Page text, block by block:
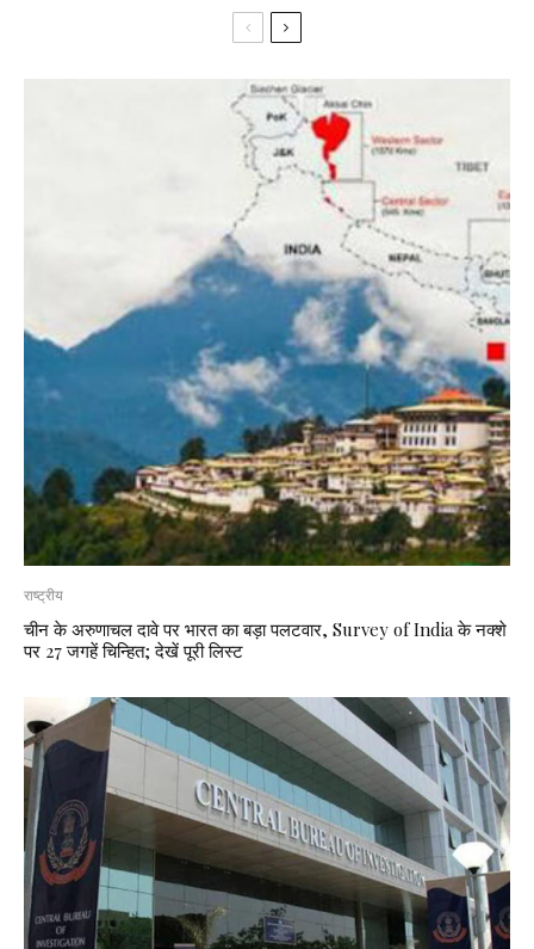
राष्ट्रीय
चीन के अरुणाचल दावे पर भारत का बड़ा पलटवार, Survey of India के नक्शे
पर 27 जगहें चिन्हित; देखें पूरी लिस्ट